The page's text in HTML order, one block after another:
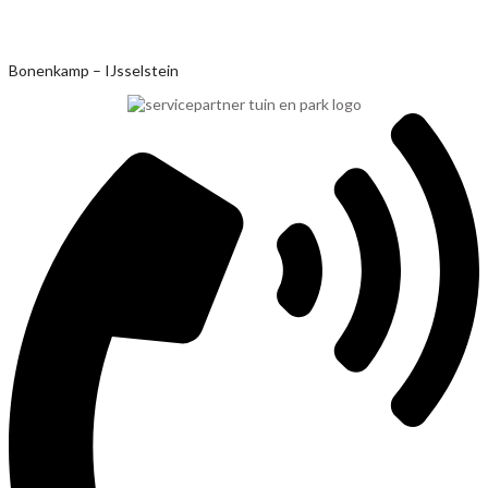
Ga
Bonenkamp – IJsselstein